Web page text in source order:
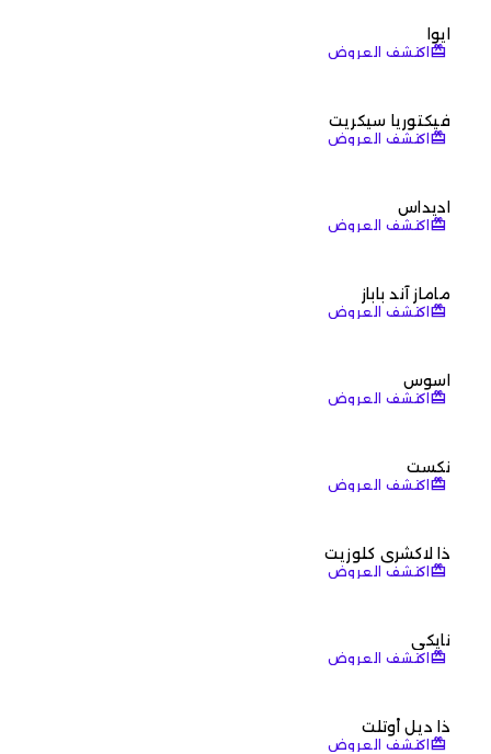
ايوا
redeem اكتشف العروض
فيكتوريا سيكريت
redeem اكتشف العروض
اديداس
redeem اكتشف العروض
ماماز آند باباز
redeemاكتشف العروض
اسوس
redeemاكتشف العروض
نكست
redeemاكتشف العروض
ذا لاكشري كلوزيت
redeemاكتشف العروض
نايكي
redeemاكتشف العروض
ذا ديل أوتلت
redeemاكتشف العروض